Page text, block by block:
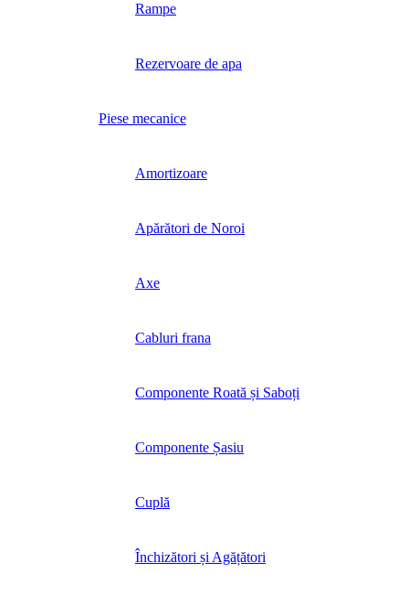
Rampe
Rezervoare de apa
Piese mecanice
Amortizoare
Apărători de Noroi
Axe
Cabluri frana
Componente Roată și Saboți
Componente Șasiu
Cuplă
Închizători și Agățători